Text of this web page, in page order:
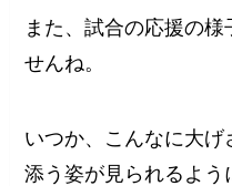
また、試合の応援の
せんね。
いつか、こんなに大げ
添う姿が見られるよ